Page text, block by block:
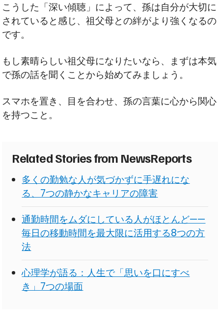
こうした「深い傾聴」によって、孫は自分が大切に
されていると感じ、祖父母との絆がより強くなるの
です。
もし素晴らしい祖父母になりたいなら、まずは本気
で孫の話を聞くことから始めてみましょう。
スマホを置き、目を合わせ、孫の言葉に心から関心
を持つこと。
Related Stories from NewsReports
多くの勤勉な人が気づかずに手遅れにな
る、7つの静かなキャリアの障害
通勤時間をムダにしている人がほとんど——
毎日の移動時間を最大限に活用する8つの方
法
心理学が語る：人生で「思いを口にすべ
き」7つの場面